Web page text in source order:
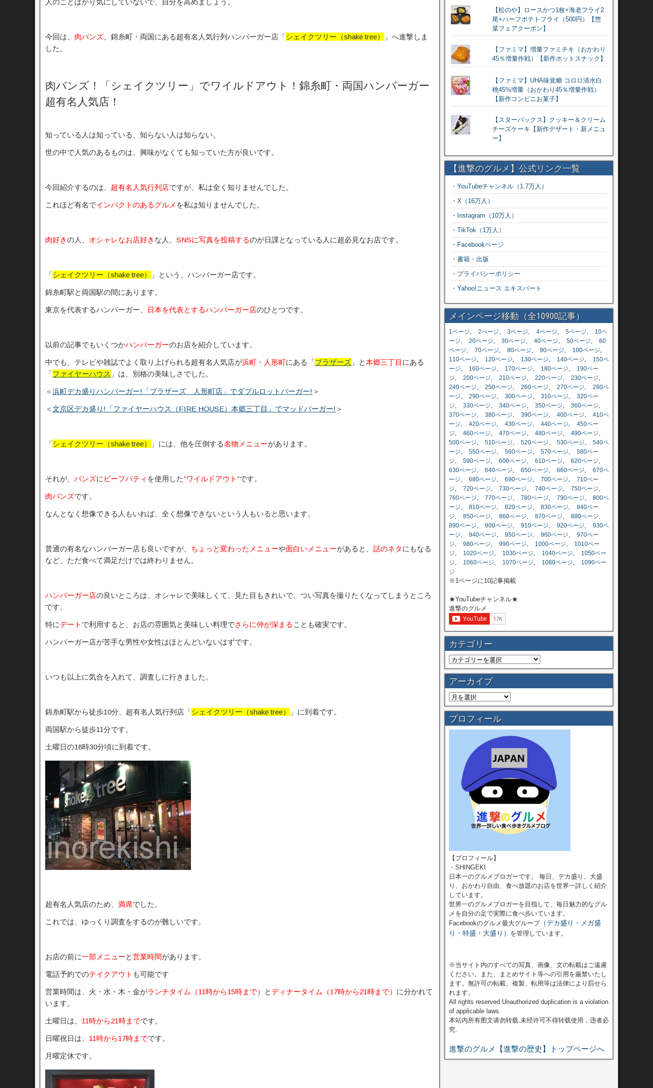
人のことばかり気にしていないで、自分を高めましょう。
今回は、 肉バンズ 、錦糸町・両国にある超有名人気行列ハンバーガー店「シェイクツリー（shake tree）
」へ進撃しま
した。
肉バンズ！「シェイクツリー」でワイルドアウト！錦糸町・両国ハンバーガー
超有名人気店！
知っている人は知っている、知らない人は知らない。
世の中で人気のあるものは、興味がなくても知っていた方が良いです。
今回紹介するのは、 超有名人気行列店ですが、私は全く知りませんでした。
これほど有名でインパクトのあるグルメ を私は知りませんでした。
肉好きの人、 オシャレなお店好き な人、 SNSに写真を投稿するのが日課となっている人に超必見なお店です。
「シェイクツリー（shake tree） 」という、ハンバーガー店です。
錦糸町駅と両国駅の間にあります。
東京を代表するハンバーガー、 日本を代表とするハンバーガー店のひとつです。
以前の記事でもいくつかハンバーガーのお店を紹介しています。
中でも、テレビや雑誌でよく取り上げられる超有名人気店が浜町・人形町にある「ブラザーズ 」と本郷三丁目 にある
「ファイヤーハウス 」は、別格の美味しさでした。
＜浜町デカ盛りハンバーガー!「ブラザーズ 人形町店」でダブルロットバーガー! ＞
＜文京区デカ盛り!「ファイヤーハウス（FIRE HOUSE）本郷三丁目」でマッドバーガー! ＞
「シェイクツリー（shake tree） 」には、他を圧倒する名物メニューがあります。
それが、 バンズに ビーフパティ を使用した”ワイルドアウト”です。
肉バンズです。
なんとなく想像できる人もいれば、全く想像できないという人もいると思います。
普通の有名なハンバーガー店も良いですが、 ちょっと変わったメニューや面白いメニューがあると、 話のネタにもなる
など、ただ食べて満足だけでは終わりません。
ハンバーガー店の良いところは、オシャレで美味しくて、見た目もきれいで、つい写真を撮りたくなってしまうところ
です。
特にデート で利用すると、お店の雰囲気と美味しい料理でさらに仲が深まる ことも確実です。
ハンバーガー店が苦手な男性や女性はほとんどいないはずです。
いつも以上に気合を入れて、調査しに行きました。
錦糸町駅から徒歩10分、超有名人気行列店「シェイクツリー（shake tree） 」に到着です。
両国駅から徒歩11分です。
土曜日の18時30分頃に到着です。
超有名人気店のため、 満席でした。
これでは、ゆっくり調査をするのが難しいです。
お店の前に一部メニューと営業時間があります。
電話予約でのテイクアウト も可能です
営業時間は、火・水・木・金がランチタイム（11時から15時まで） と ディナータイム（17時から21時まで） に分かれて
います。
土曜日は、 11時から21時までです。
日曜祝日は、 11時から17時までです。
月曜定休です。
【松のや】ロースかつ1枚+海老フライ2
尾+ハーフポテトフライ（500円）【惣
菜フェアクーポン】
【ファミマ】増量ファミチキ（おかわり
45％増量作戦）【新作ホットスナック】
【ファミマ】UHA味覚糖 コロロ清水白
桃45%増量（おかわり45％増量作戦）
【新作コンビニお菓子】
【スターバックス】クッキー＆クリーム
チーズケーキ【新作デザート・新メニュ
ー】
【進撃のグルメ】公式リンク一覧
・ YouTubeチャンネル（1.7万人）
・ X（16万人）
・ Instagram（10万人）
・ TikTok（1万人）
・ Facebookページ
・ 書籍・出版
・ プライバシーポリシー
・ Yahoo!ニュース エキスパート
メインページ移動（全10900記事）
1ページ, 2ぺージ, 3ページ, 4ページ, 5ページ,
10ペ
ージ, 20ページ, 30ページ, 40ページ, 50ページ, 60
ページ, 70ページ, 80ページ, 90ページ, 100ページ,
110ページ, 120ページ, 130ページ, 140ページ,
150ペ
ージ, 160ページ, 170ページ, 180ページ,
190ペー
ジ, 200ページ, 210ページ, 220ページ, 230ページ,
240ページ, 250ページ, 260ページ, 270ページ, 280ペ
ージ, 290ページ, 300ページ, 310ページ, 320ペー
ジ, 330ページ, 340ページ, 350ページ, 360ページ,
370ページ, 380ページ, 390ページ, 400ページ, 410ペ
ージ, 420ページ, 430ページ, 440ページ, 450ペー
ジ, 460ページ, 470ページ, 480ページ, 490ページ,
500ページ, 510ページ, 520ページ, 530ページ, 540ペ
ージ, 550ページ, 560ページ, 570ページ, 580ペー
ジ, 590ページ, 600ページ, 610ページ, 620ページ,
630ページ, 640ページ, 650ページ, 660ページ, 670ペ
ージ, 680ページ, 690ページ, 700ページ, 710ペー
ジ, 720ページ, 730ページ, 740ページ, 750ページ,
760ページ, 770ページ, 780ページ, 790ページ, 800ペ
ージ, 810ページ, 820ページ, 830ページ, 840ペー
ジ, 850ページ, 860ページ, 870ページ, 880ページ,
890ページ, 900ページ, 910ページ, 920ページ, 930ペ
ージ, 940ページ, 950ページ, 960ページ, 970ペー
ジ, 980ページ, 990ページ, 1000ページ,
1010ペー
ジ, 1020ページ, 1030ページ, 1040ページ,
1050ペー
ジ, 1060ページ, 1070ページ, 1080ページ,
1090ペー
ジ
※1ページに10記事掲載
★YouTubeチャンネル★
進撃のグルメ
カテゴリー
アーカイブ
プロフィール
【プロフィール】
・SHINGEKI
日本一のグルメブロガーです。 毎日、デカ盛り、大盛
り、おかわり自由、食べ放題のお店を世界一詳しく紹介
しています。
世界一のグルメブロガーを目指して、毎日魅力的なグル
メを自分の足で実際に食べ歩いています。
Facebookのグルメ最大グループ（デカ盛り・メガ盛
り・特盛・大盛り） を管理しています。
※当サイト内のすべての写真、画像、文の転載はご遠慮
ください。また、まとめサイト等への引用を厳禁いたし
ます。無許可の転載、複製、転用等は法律により罰せら
れます。
All rights reserved.Unauthorized duplication is a violation
of applicable laws.
本站內所有图文请勿转载.未经许可不得转载使用，违者必
究.
進撃のグルメ【進撃の歴史】トップページへ